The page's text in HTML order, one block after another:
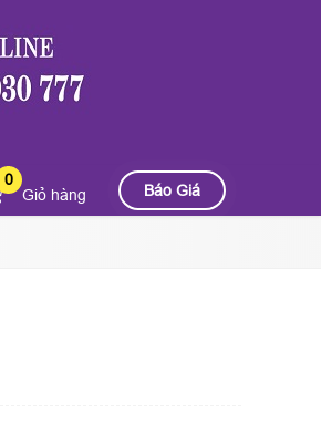
0
Giỏ hàng
Báo Giá